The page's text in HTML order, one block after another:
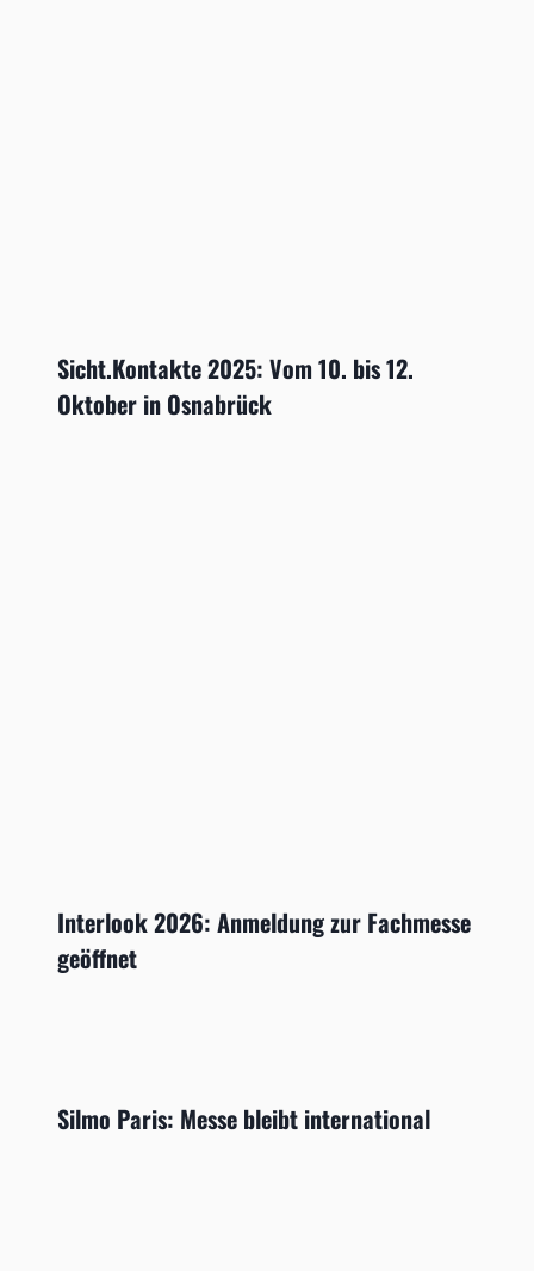
Sicht.Kontakte 2025: Vom 10. bis 12.
Oktober in Osnabrück
Interlook 2026: Anmeldung zur Fachmesse
geöffnet
Silmo Paris: Messe bleibt international